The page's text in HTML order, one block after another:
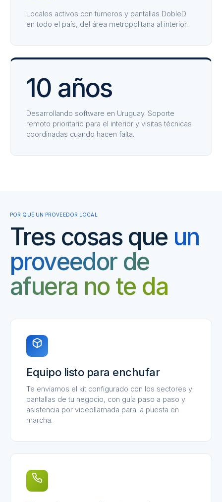
Locales activos con turneros y pantallas DobleD
en todo el país, del área metropolitana al interior.
10 años
Desarrollando software en Uruguay. Soporte
remoto prioritario para el interior y visitas técnicas
coordinadas cuando hacen falta.
POR QUÉ UN PROVEEDOR LOCAL
Tres cosas que un
proveedor de
afuera no te da
Equipo listo para enchufar
Te enviamos el kit configurado con los sectores y
pantallas de tu negocio, con guía paso a paso y
asistencia por videollamada para la puesta en
marcha.